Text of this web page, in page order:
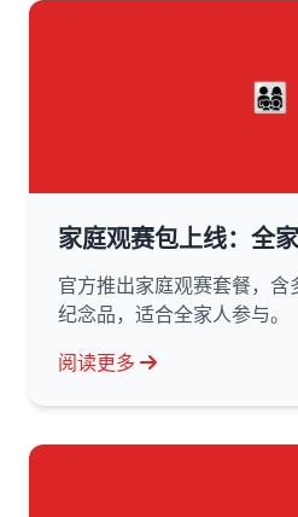
👨‍👩‍👧‍👦
家庭观赛包上线：全
官方推出家庭观赛套餐，
纪念品，适合全家人参与。
阅读更多